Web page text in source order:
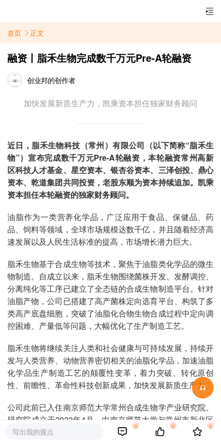
首页 正文
融资丨脂禾生物完成数千万元Pre-A轮融资
创业邦的创作者
加快发展新质生产力，凯乘资本担任独家财务顾问
近日，脂禾生物科技（常州）有限公司（以下简称“脂禾生
物”）宣布完成数千万元Pre-A轮融资，本轮融资常州高新
区科技人才基金、星空资本、银杏谷资本、三泽创投、鼎心
资本、乾道集团共同投资，老股东顺为资本持续追加。凯乘
资本担任本轮融资的独家财务顾问。
油脂作为一类营养化学品，广泛应用于食品、保健品、药
品、饲料等领域，全球市场规模达数千亿，并且随着经济高
速发展以及人民生活标准的提高，市场增长潜力巨大。
脂禾生物基于合成生物等技术，聚焦于油脂类化学品的微生
物制造。自成立以来，脂禾生物围绕菌株开发、发酵调控、
分离纯化等工序已建立了全态链的合成生物制造平台。针对
油脂产物，公司已搭建了高产菌株定向选育平台、构筑了多
类高产底盘细胞，突破了油脂化合物生物合成过程中定向调
控困难、产量低等问题，大幅优化了生产制造工艺。
脂禾生物将继续关注人类和社会健康与可持续发展，持续开
发与人类营养、动物营养密切相关的油脂化学品，加速油脂
化学品生产制造工艺的颠覆性变革，着力突破、转化原创
性、前瞻性、革命性科技创新成果，加快发展新质生产力。
公司此前已入住南京师范大学常州合成生物学产业研究院。
研究院成立于2023年4月，由南京师范大学与常州市新北区
共同组建的集技术研发、成果转化、企业孵化、资本运营为
写出我的观点
0 0 0